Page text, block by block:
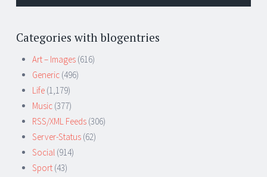
Categories with blogentries
Art – Images (616)
Generic (496)
Life (1,179)
Music (377)
RSS/XML Feeds (306)
Server-Status (62)
Social (914)
Sport (43)